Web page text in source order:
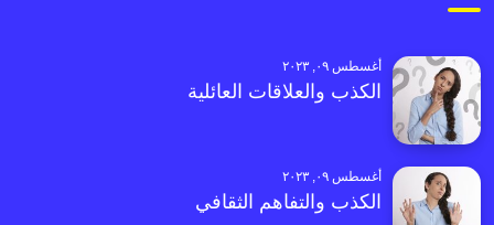
أغسطس ٠٩, ٢٠٢٣
الكذب والعلاقات العائلية
أغسطس ٠٩, ٢٠٢٣
الكذب والتفاهم الثقافي